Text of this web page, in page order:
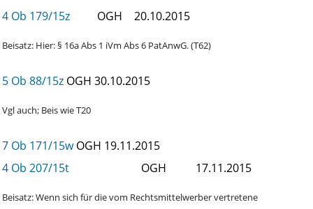
4 Ob 179/15z OGH 20.10.2015
Beisatz: Hier: § 16a Abs 1 iVm Abs 6 PatAnwG. (T62)
5 Ob 88/15z OGH 30.10.2015
Vgl auch; Beis wie T20
7 Ob 171/15w OGH 19.11.2015
4 Ob 207/15t
OGH 17.11.2015
Beisatz: Wenn sich für die vom Rechtsmittelwerber vertretene